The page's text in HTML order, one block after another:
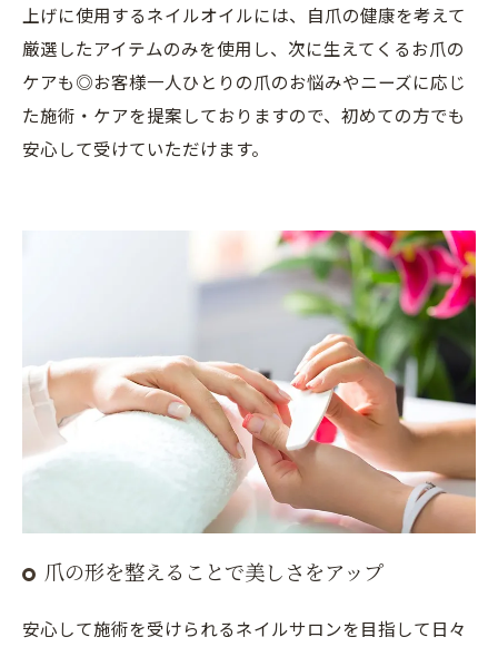
上げに使用するネイルオイルには、自爪の健康を考えて
厳選したアイテムのみを使用し、次に生えてくるお爪の
ケアも◎お客様一人ひとりの爪のお悩みやニーズに応じ
た施術・ケアを提案しておりますので、初めての方でも
安心して受けていただけます。
爪の形を整えることで美しさをアップ
安心して施術を受けられるネイルサロンを目指して日々